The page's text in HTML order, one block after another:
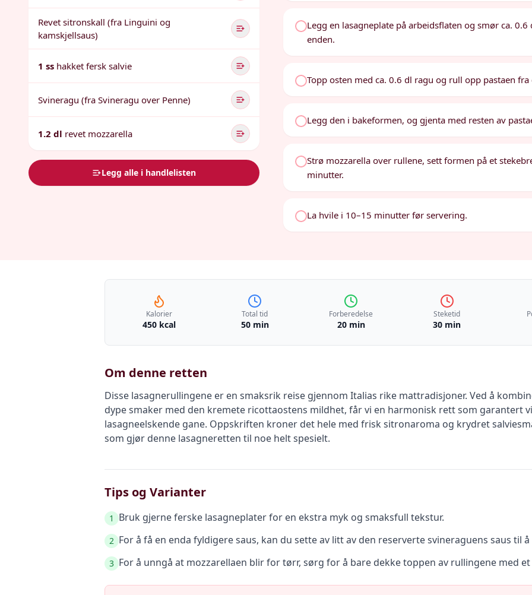
Revet sitronskall (fra Linguini og
kamskjellsaus)
1 ss hakket fersk salvie
Svineragu (fra Svineragu over Penne)
1.2 dl revet mozzarella
Legg alle i handlelisten
Legg en lasagneplate på arbeidsflaten og smør ca.
enden.
Topp osten med ca. 0.6 dl ragu og rull opp pastaen
Legg den i bakeformen, og gjenta med resten av
Strø mozzarella over rullene, sett formen på et
minutter.
La hvile i 10–15 minutter før servering.
Kalorier
450 kcal
Total tid
50 min
Forberedelse
20 min
Steketid
30 min
Om denne retten
Disse lasagnerullingene er en smaksrik reise gjennom Italias rike mattradisjoner. Ved å
dype smaker med den kremete ricottaostens mildhet, får vi en harmonisk rett som garantert
lasagneelskende gane. Oppskriften kroner det hele med frisk sitronaroma og krydret
som gjør denne lasagneretten til noe helt spesielt.
Tips og Varianter
1 Bruk gjerne ferske lasagneplater for en ekstra myk og smaksfull tekstur.
2 For å få en enda fyldigere saus, kan du sette av litt av den reserverte svineraguens saus til
3 For å unngå at mozzarellaen blir for tørr, sørg for å bare dekke toppen av rullingene med